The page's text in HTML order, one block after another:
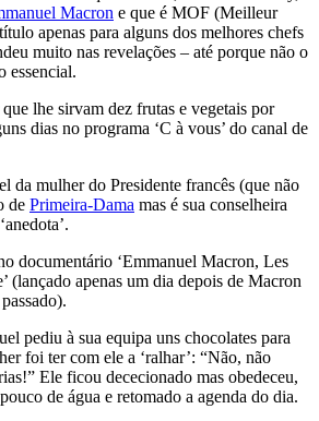
Macron e que é MOF (Meilleur
apenas para alguns dos melhores chefs
muito nas revelações – até porque não o
essencial.
lhe sirvam dez frutas e vegetais por
dias no programa ‘C à vous’ do canal de
da mulher do Presidente francês (que não
de Primeira-Dama mas é sua conselheira
documentário ‘Emmanuel Macron, Les
(lançado apenas um dia depois de Macron
pediu à sua equipa uns chocolates para
foi ter com ele a ‘ralhar’: “Não, não
Ele ficou dececionado mas obedeceu,
de água e retomado a agenda do dia.